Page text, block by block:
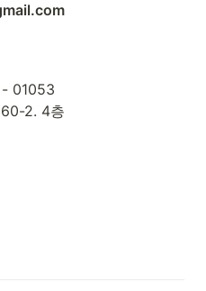
01053
2. 4층